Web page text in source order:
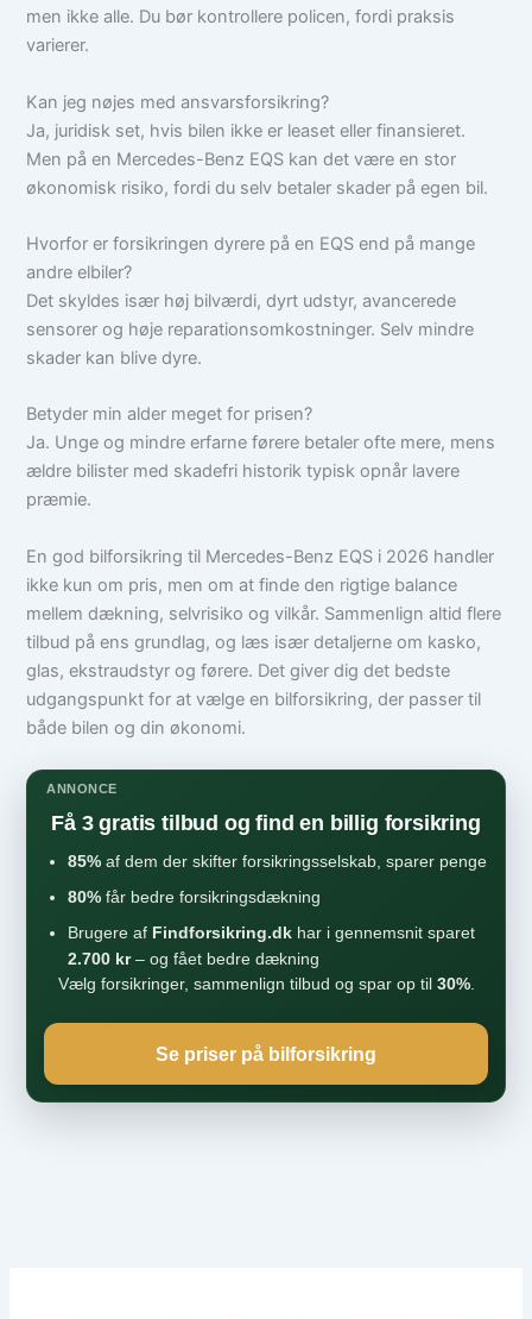
men ikke alle. Du bør kontrollere policen, fordi praksis
varierer.
Kan jeg nøjes med ansvarsforsikring?
Ja, juridisk set, hvis bilen ikke er leaset eller finansieret.
Men på en Mercedes-Benz EQS kan det være en stor
økonomisk risiko, fordi du selv betaler skader på egen bil.
Hvorfor er forsikringen dyrere på en EQS end på mange
andre elbiler?
Det skyldes især høj bilværdi, dyrt udstyr, avancerede
sensorer og høje reparationsomkostninger. Selv mindre
skader kan blive dyre.
Betyder min alder meget for prisen?
Ja. Unge og mindre erfarne førere betaler ofte mere, mens
ældre bilister med skadefri historik typisk opnår lavere
præmie.
En god bilforsikring til Mercedes-Benz EQS i 2026 handler
ikke kun om pris, men om at finde den rigtige balance
mellem dækning, selvrisiko og vilkår. Sammenlign altid flere
tilbud på ens grundlag, og læs især detaljerne om kasko,
glas, ekstraudstyr og førere. Det giver dig det bedste
udgangspunkt for at vælge en bilforsikring, der passer til
både bilen og din økonomi.
ANNONCE
Få 3 gratis tilbud og find en billig forsikring
85% af dem der skifter forsikringsselskab, sparer penge
80% får bedre forsikringsdækning
Brugere af Findforsikring.dk har i gennemsnit sparet
2.700 kr– og fået bedre dækning
Vælg forsikringer, sammenlign tilbud og spar op til 30%.
Se priser på bilforsikring